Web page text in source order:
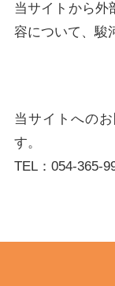
当サイトから外
容について、駿
当サイトへの
す。
TEL： 054-365-